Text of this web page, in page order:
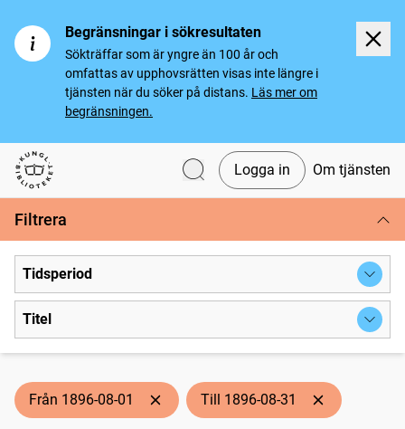
Begränsningar i sökresultaten
Sökträffar som är yngre än 100 år och
omfattas av upphovsrätten visas inte längre i
tjänsten när du söker på distans. Läs mer om
begränsningen.
Svenska tidningar
Logga in Om tjänsten
Filtrera
Tidsperiod
Titel
Från 1896-08-01 Till 1896-08-31